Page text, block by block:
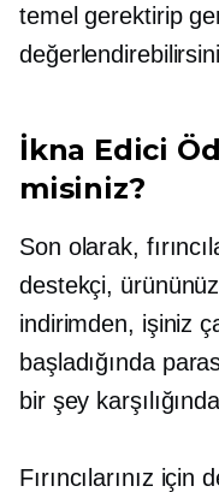
temel gerektirip
İkna Edici
misiniz?
Son olarak,
destekçi,
indirimden, işiniz
başladığında
bir şey
Fırıncılarınız